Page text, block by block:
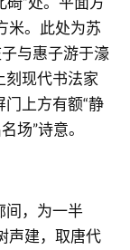
米。此处为苏
与惠子游于濠
刻现代书法家
上方有额“静
场”诗意。
间，为一半
声建，取唐代